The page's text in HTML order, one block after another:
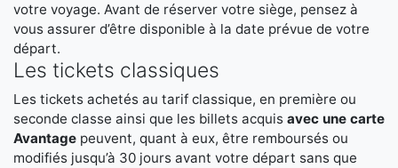
votre voyage. Avant de réserver votre siège, pensez à
vous assurer d’être disponible à la date prévue de votre
départ.
Les tickets classiques
Les tickets achetés au tarif classique, en première ou
seconde classe ainsi que les billets acquis avec une carte
Avantage peuvent, quant à eux, être remboursés ou
modifiés jusqu’à 30 jours avant votre départ sans que